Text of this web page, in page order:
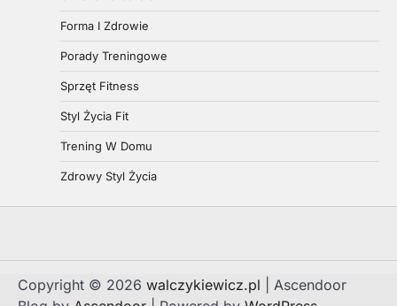
Forma I Zdrowie
Porady Treningowe
Sprzęt Fitness
Styl Życia Fit
Trening W Domu
Zdrowy Styl Życia
Copyright © 2026 walczykiewicz.pl | Ascendoor